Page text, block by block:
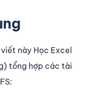
này Học Excel
tổng hợp các tài